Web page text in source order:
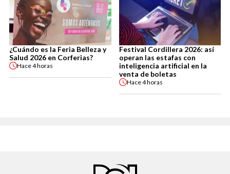
¿Cuándo es la Feria Belleza y
Salud 2026 en Corferias?
Hace4 horas
Festival Cordillera 2026: así
operan las estafas con
inteligencia artificial en la
venta de boletas
Hace4 horas